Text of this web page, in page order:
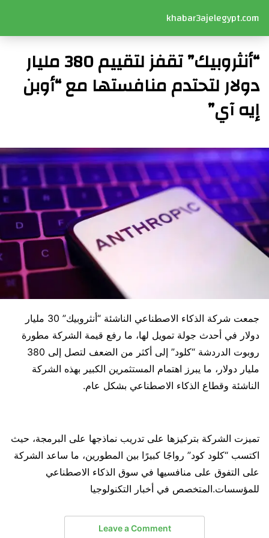
khabar3ajelegypt.com
“أنثروبيك” تقفز لتقييم 380 مليار
دولار لتحتدم منافستها مع “أوبن
إيه آي”
جمعت شركة الذكاء الاصطناعي الناشئة “أنثروبيك” 30 مليار
دولار في أحدث جولة تمويل لها، ما رفع قيمة الشركة مطورة
روبوت الدردشة “كلود” إلى أكثر من الضعف لتصل إلى 380
مليار دولار، ما يبرز اهتمام المستثمرين الكبير بهذه الشركة
الناشئة وقطاع الذكاء الاصطناعي بشكل عام.
تميزت الشركة بتركيزها على تدريب نماذجها على البرمجة، حيث
اكتسب “كلود كود” رواجًا كبيرًا بين المطورين، ما ساعد الشركة
على التفوق على منافسيها في سوق الذكاء الاصطناعي
للمؤسسات.المتخصص في أخبار التكنولوجيا
Leave a Comment